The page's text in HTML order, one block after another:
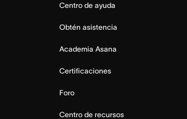
Centro de ayuda
Obtén asistencia
Academia Asana
Certificaciones
Foro
Centro de recursos